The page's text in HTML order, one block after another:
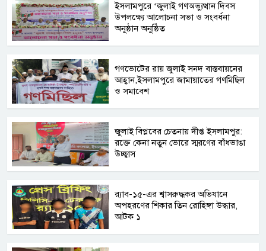
ইসলামপুরে ‘জুলাই গণঅভ্যুত্থান দিবস
উপলক্ষ্যে আলোচনা সভা ও সংবর্ধনা
অনুষ্ঠান অনুষ্ঠিত
গণভোটের রায় জুলাই সনদ বাস্তবায়নের
আহ্বান,ইসলামপুরে জামায়াতের গণমিছিল
ও সমাবেশ
জুলাই বিপ্লবের চেতনায় দীপ্ত ইসলামপুর:
রক্তে কেনা নতুন ভোরে স্মরণের বাঁধভাঙা
উচ্ছ্বাস
র‍্যাব-১৫-এর শ্বাসরুদ্ধকর অভিযানে
অপহরণের শিকার তিন রোহিঙ্গা উদ্ধার,
আটক ১